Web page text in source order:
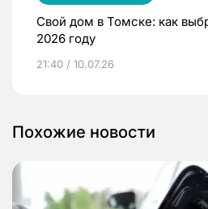
Свой дом в Томске: как
2026 году
21:40 / 10.07.26
Похожие новости